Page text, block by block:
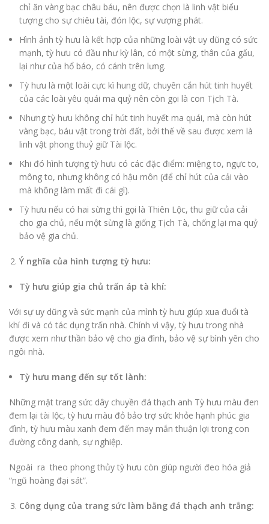
chỉ ăn vàng bạc châu báu, nên được chọn là linh vật biểu
tượng cho sự chiêu tài, đón lộc, sự vượng phát.
Hình ảnh tỳ hưu là kết hợp của những loài vật uy dũng có sức
mạnh, tỳ hưu có đầu như kỳ lân, có một sừng, thân của gấu,
lại như của hổ báo, có cánh trên lưng.
Tỳ hưu là một loài cực kì hung dữ, chuyên cắn hút tinh huyết
của các loài yêu quái ma quỷ nên còn gọi là con Tịch Tà.
Nhưng tỳ hưu không chỉ hút tinh huyết ma quái, mà còn hút
vàng bạc, báu vật trong trời đất, bởi thế về sau được xem là
linh vật phong thuỷ giữ Tài lộc.
Khi đó hình tượng tỳ hưu có các đặc điểm: miệng to, ngực to,
mông to, nhưng không có hậu môn (để chỉ hút của cải vào
mà không làm mất đi cái gì).
Tỳ hưu nếu có hai sừng thì gọi là Thiên Lộc, thu giữ của cải
cho gia chủ, nếu một sừng là giống Tịch Tà, chống lại ma quỷ
bảo vệ gia chủ.
Ý nghĩa của hình tượng tỳ hưu:
Tỳ hưu giúp gia chủ trấn áp tà khí:
Với sự uy dũng và sức mạnh của mình tỳ hưu giúp xua đuổi tà
khí đi và có tác dụng trấn nhà. Chính vì vậy, tỳ hưu trong nhà
được xem như thần bảo vệ cho gia đình, bảo vệ sự bình yên cho
ngôi nhà.
Tỳ hưu mang đến sự tốt lành:
Những mặt trang sức dây chuyền đá thạch anh Tỳ hưu màu đen
đem lại tài lộc, tỳ hưu màu đỏ bảo trợ sức khỏe hạnh phúc gia
đình, tỳ hưu màu xanh đem đến may mắn thuận lợi trong con
đường công danh, sự nghiệp.
Ngoài ra theo phong thủy tỳ hưu còn giúp người đeo hóa giả
“ngũ hoàng đại sát”.
Công dụng của trang sức làm bằng đá thạch anh trắng: